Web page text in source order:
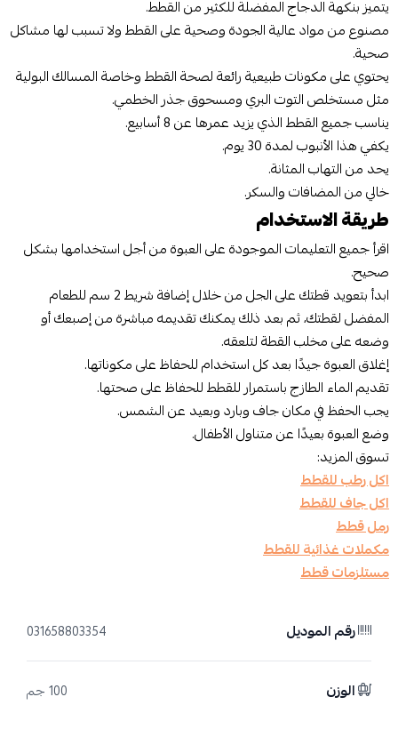
يتميز بنكهة الدجاج المفضلة للكثير من القطط.
مصنوع من مواد عالية الجودة وصحية على القطط ولا تسبب لها مشاكل
صحية.
يحتوي على مكونات طبيعية رائعة لصحة القطط وخاصة المسالك البولية
مثل مستخلص التوت البري ومسحوق جذر الخطمي.
يناسب جميع القطط الذي يزيد عمرها عن 8 أسابيع.
يكفي هذا الأنبوب لمدة 30 يوم.
يحد من التهاب المثانة.
خالي من المضافات والسكر.
طريقة الاستخدام
اقرأ جميع التعليمات الموجودة على العبوة من أجل استخدامها بشكل
صحيح.
ابدأ بتعويد قطتك على الجل من خلال إضافة شريط 2 سم للطعام
المفضل لقطتك، ثم بعد ذلك يمكنك تقديمه مباشرة من إصبعك أو
وضعه على مخلب القطة لتلعقه.
إغلاق العبوة جيدًا بعد كل استخدام للحفاظ على مكوناتها.
تقديم الماء الطازج باستمرار للقطط للحفاظ على صحتها.
يجب الحفظ في مكان جاف وبارد وبعيد عن الشمس.
وضع العبوة بعيدًا عن متناول الأطفال.
تسوق المزيد:
اكل رطب للقطط
اكل جاف للقطط
رمل قطط
مكملات غذائية للقطط
مستلزمات قطط
رقم الموديل 031658803354
الوزن 100 جم